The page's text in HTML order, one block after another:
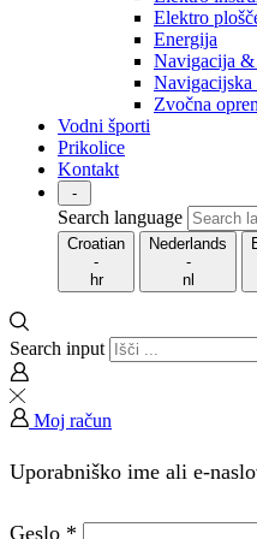
Elektro
Energija
Navigacija &
Zvočna
Vodni športi
Prikolice
Kontakt
-
Search language
Croatian
-
hr
Nederlands
-
nl
Search input
Moj račun
Uporabniško ime ali e-
Geslo *